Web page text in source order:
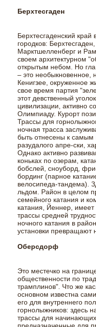
Берхтесгаден
Берхтесгаденский
городков:
Марктшелленберг и
своем архитектурном
открытым небом. Но
– это необыкновенное,
Кенигзее, окруженное
свое время партия
этот девственный
цивилизации, активно
Олимпиаду. Курорт
Трассы для
ночная трасса
быть отнесены к самым
разудалого апре-ски,
Однако активно
коньках по озерам,
бобслей, сноуборд,
бординг (парное
велосипеда-тандема).
льдом. Район в целом
семейного катания и
катания, Йеннер,
трассы средней
ночного катания в
установки превращают
Оберсдорф
Это местечко на
общественности по
трамплинов". Что же
основном известна
его для внутреннего
горнолыжников: здесь
трассы для